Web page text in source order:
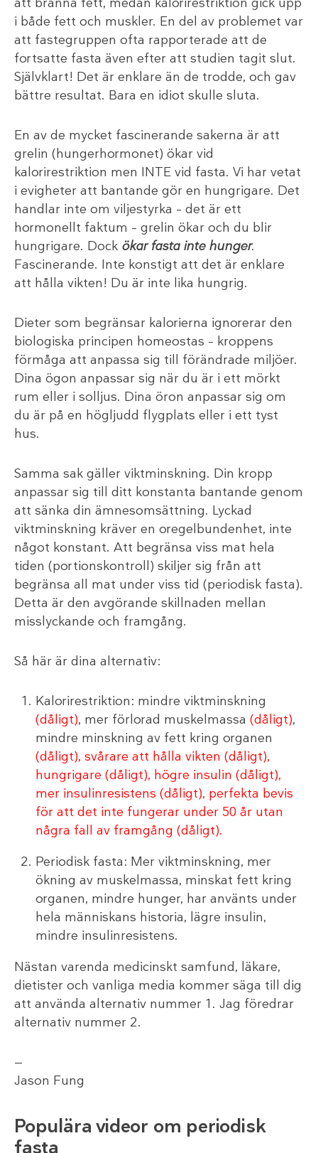
i både fett och muskler. En del av problemet var
att fastegruppen ofta rapporterade att de
fortsatte fasta även efter att studien tagit slut.
Självklart! Det är enklare än de trodde, och gav
bättre resultat. Bara en idiot skulle sluta.
En av de mycket fascinerande sakerna är att
grelin (hungerhormonet) ökar vid
kalorirestriktion men INTE vid fasta. Vi har vetat
i evigheter att bantande gör en hungrigare. Det
handlar inte om viljestyrka – det är ett
hormonellt faktum – grelin ökar och du blir
hungrigare. Dock ökar fasta inte hunger.
Fascinerande. Inte konstigt att det är enklare
att hålla vikten! Du är inte lika hungrig.
Dieter som begränsar kalorierna ignorerar den
biologiska principen homeostas – kroppens
förmåga att anpassa sig till förändrade miljöer.
Dina ögon anpassar sig när du är i ett mörkt
rum eller i solljus. Dina öron anpassar sig om
du är på en högljudd flygplats eller i ett tyst
hus.
Samma sak gäller viktminskning. Din kropp
anpassar sig till ditt konstanta bantande genom
att sänka din ämnesomsättning. Lyckad
viktminskning kräver en oregelbundenhet, inte
något konstant. Att begränsa viss mat hela
tiden (portionskontroll) skiljer sig från att
begränsa all mat under viss tid (periodisk fasta).
Detta är den avgörande skillnaden mellan
misslyckande och framgång.
Så här är dina alternativ:
Kalorirestriktion: mindre viktminskning
(dåligt), mer förlorad muskelmassa (dåligt),
mindre minskning av fett kring organen
(dåligt), svårare att hålla vikten (dåligt),
hungrigare (dåligt), högre insulin (dåligt),
mer insulinresistens (dåligt), perfekta bevis
för att det inte fungerar under 50 år utan
några fall av framgång (dåligt).
Periodisk fasta: Mer viktminskning, mer
ökning av muskelmassa, minskat fett kring
organen, mindre hunger, har använts under
hela människans historia, lägre insulin,
mindre insulinresistens.
Nästan varenda medicinskt samfund, läkare,
dietister och vanliga media kommer säga till dig
att använda alternativ nummer 1. Jag föredrar
alternativ nummer 2.
—
Jason Fung
Populära videor om periodisk
fasta